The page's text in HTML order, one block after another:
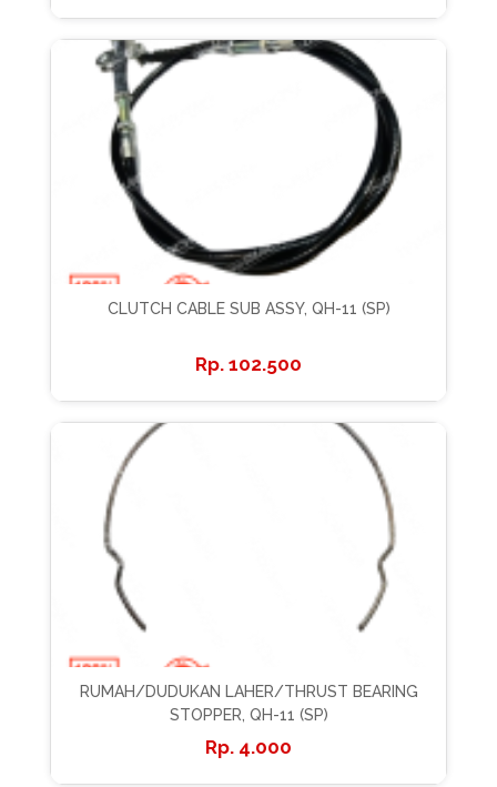
CLUTCH CABLE SUB ASSY, QH-11 (SP)
102.500
RUMAH/DUDUKAN LAHER/THRUST BEARING
STOPPER, QH-11 (SP)
4.000